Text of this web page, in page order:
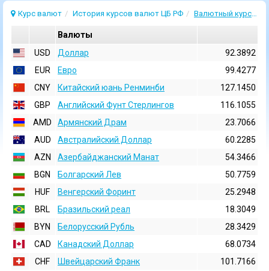
Курс валют История курсов валют ЦБ РФ Валютный курс 4 Апрель 2024
Валюты
USD
Доллар
92.3892
EUR
Евро
99.4277
CNY
Китайский юань Ренминби
127.1450
GBP
Английский Фунт Стерлингов
116.1055
AMD
Армянский Драм
23.7066
AUD
Австралийский Доллар
60.2285
AZN
Азербайджанский Манат
54.3466
BGN
Болгарский Лев
50.7759
HUF
Венгерский Форинт
25.2948
BRL
Бразильский реал
18.3049
BYN
Белорусский Рубль
28.3429
CAD
Канадский Доллар
68.0734
CHF
Швейцарский Франк
101.7166